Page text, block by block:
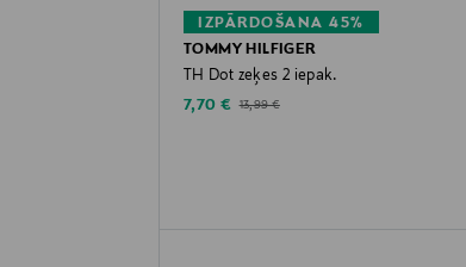
IZPĀRDOŠANA 45%
TOMMY HILFIGER
TH Dot zeķes 2 iepak.
Discounted Price
7,70 € Original Price
13,99 €